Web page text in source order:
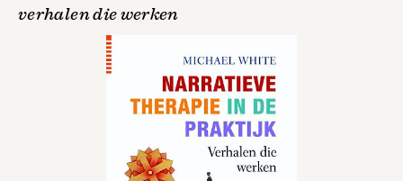
verhalen die werken